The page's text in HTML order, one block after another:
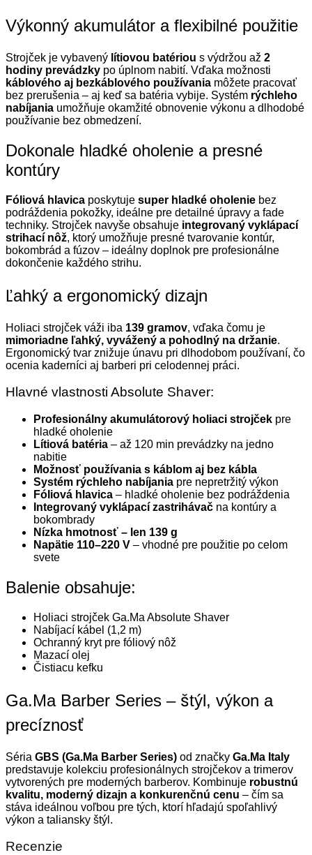
Výkonný akumulátor a flexibilné použitie
Strojček je vybavený lítiovou batériou s výdržou až 2
hodiny prevádzky po úplnom nabití. Vďaka možnosti
káblového aj bezkáblového používania môžete pracovať
bez prerušenia – aj keď sa batéria vybije. Systém rýchleho
nabíjania umožňuje okamžité obnovenie výkonu a dlhodobé
používanie bez obmedzení.
Dokonale hladké oholenie a presné
kontúry
Fóliová hlavica poskytuje super hladké oholenie bez
podráždenia pokožky, ideálne pre detailné úpravy a fade
techniky. Strojček navyše obsahuje integrovaný vyklápací
strihací nôž, ktorý umožňuje presné tvarovanie kontúr,
bokombrád a fúzov – ideálny doplnok pre profesionálne
dokončenie každého strihu.
Ľahký a ergonomický dizajn
Holiaci strojček váži iba 139 gramov, vďaka čomu je
mimoriadne ľahký, vyvážený a pohodlný na držanie.
Ergonomický tvar znižuje únavu pri dlhodobom používaní, čo
ocenia kaderníci aj barberi pri celodennej práci.
Hlavné vlastnosti Absolute Shaver:
Profesionálny akumulátorový holiaci strojček pre
hladké oholenie
Lítiová batéria – až 120 min prevádzky na jedno
nabitie
Možnosť používania s káblom aj bez kábla
Systém rýchleho nabíjania pre nepretržitý výkon
Fóliová hlavica – hladké oholenie bez podráždenia
Integrovaný vyklápací zastrihávač na kontúry a
bokombrady
Nízka hmotnosť – len 139 g
Napätie 110–220 V – vhodné pre použitie po celom
svete
Balenie obsahuje:
Holiaci strojček Ga.Ma Absolute Shaver
Nabíjací kábel (1,2 m)
Ochranný kryt pre fóliový nôž
Mazací olej
Čistiacu kefku
Ga.Ma Barber Series – štýl, výkon a
precíznosť
Séria GBS (Ga.Ma Barber Series) od značky Ga.Ma Italy
predstavuje kolekciu profesionálnych strojčekov a trimerov
vytvorených pre moderných barberov. Kombinuje robustnú
kvalitu, moderný dizajn a konkurenčnú cenu – čím sa
stáva ideálnou voľbou pre tých, ktorí hľadajú spoľahlivý
výkon a taliansky štýl.
Recenzie